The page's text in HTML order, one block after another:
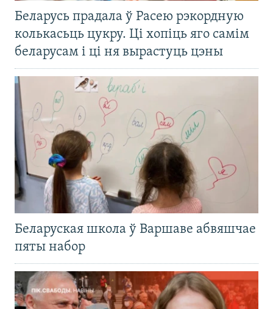
Беларусь прадала ў Расею рэкордную
колькасьць цукру. Ці хопіць яго самім
беларусам і ці ня вырастуць цэны
Беларуская школа ў Варшаве абвяшчае
пяты набор